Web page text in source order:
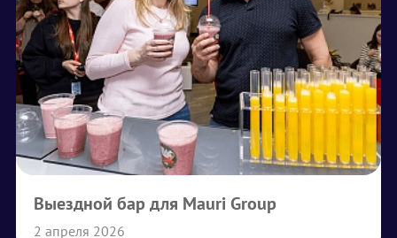
Выездной бар для Mauri Group
2 апреля 2026